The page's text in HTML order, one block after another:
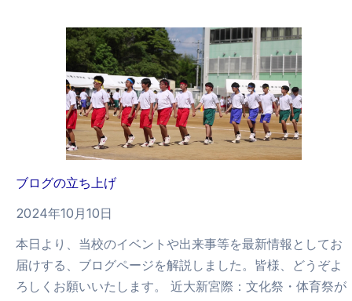
ブログの立ち上げ
2024年10月10日
本日より、当校のイベントや出来事等を最新情報としてお
届けする、ブログページを解説しました。皆様、どうぞよ
ろしくお願いいたします。 近大新宮際：文化祭・体育祭が